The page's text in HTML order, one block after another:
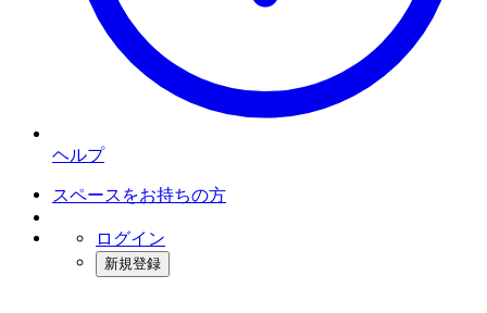
ヘルプ
スペースをお持ちの方
ログイン
新規登録